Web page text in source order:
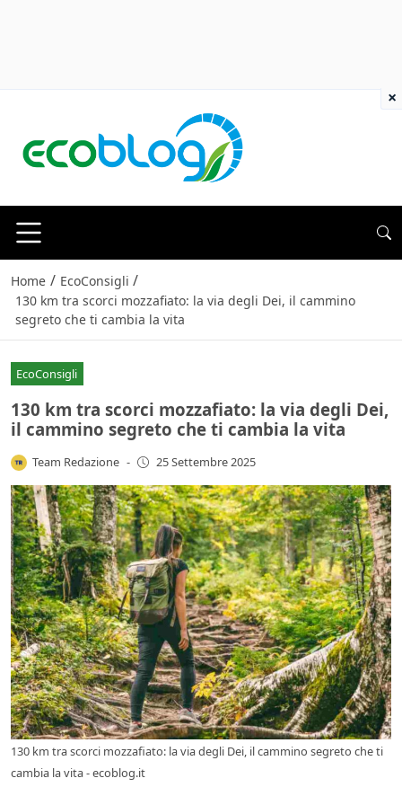
Home / EcoConsigli /
130 km tra scorci mozzafiato: la via degli Dei, il cammino
segreto che ti cambia la vita
EcoConsigli
130 km tra scorci mozzafiato: la via degli Dei,
il cammino segreto che ti cambia la vita
Team Redazione - 25 Settembre 2025
130 km tra scorci mozzafiato: la via degli Dei, il cammino segreto che ti
cambia la vita - ecoblog.it
×